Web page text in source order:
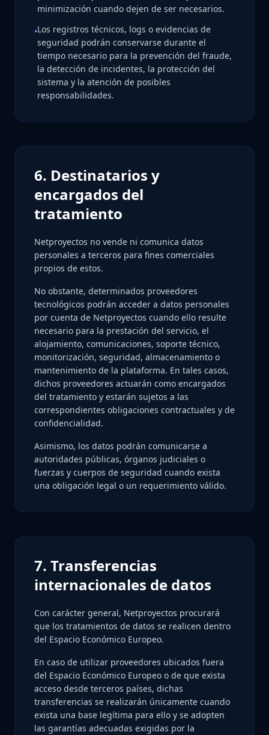
minimización cuando dejen de ser necesarios.
•Los registros técnicos, logs o evidencias de
seguridad podrán conservarse durante el
tiempo necesario para la prevención del fraude,
la detección de incidentes, la protección del
sistema y la atención de posibles
responsabilidades.
6. Destinatarios y
encargados del
tratamiento
Netproyectos no vende ni comunica datos
personales a terceros para fines comerciales
propios de estos.
No obstante, determinados proveedores
tecnológicos podrán acceder a datos personales
por cuenta de Netproyectos cuando ello resulte
necesario para la prestación del servicio, el
alojamiento, comunicaciones, soporte técnico,
monitorización, seguridad, almacenamiento o
mantenimiento de la plataforma. En tales casos,
dichos proveedores actuarán como encargados
del tratamiento y estarán sujetos a las
correspondientes obligaciones contractuales y de
confidencialidad.
Asimismo, los datos podrán comunicarse a
autoridades públicas, órganos judiciales o
fuerzas y cuerpos de seguridad cuando exista
una obligación legal o un requerimiento válido.
7. Transferencias
internacionales de datos
Con carácter general, Netproyectos procurará
que los tratamientos de datos se realicen dentro
del Espacio Económico Europeo.
En caso de utilizar proveedores ubicados fuera
del Espacio Económico Europeo o de que exista
acceso desde terceros países, dichas
transferencias se realizarán únicamente cuando
exista una base legítima para ello y se adopten
las garantías adecuadas exigidas por la